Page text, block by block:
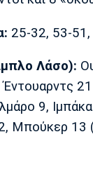
Σίτι
Μίλαν
: 25-32, 53-
Λάσο):
Έντουαρντς
9,
Μπούκερ 13